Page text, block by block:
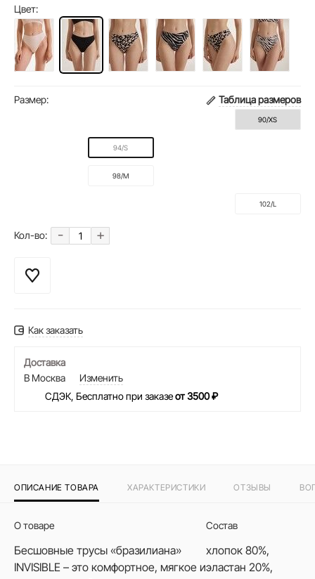
Цвет:
Размер: Таблица размеров
90/XS
94/S
98/M
102/L
Кол-во: - +
Как заказать
Доставка
В Москва
Изменить
СДЭК, Бесплатно при заказеот 3500 ₽
ОПИСАНИЕ ТОВАРА ХАРАКТЕРИСТИКИ ОТЗЫВЫ
О товаре
Бесшовные трусы «бразилиана»
INVISIBLE – это комфортное, мягкое и
Состав
хлопок 80%,
эластан 20%,